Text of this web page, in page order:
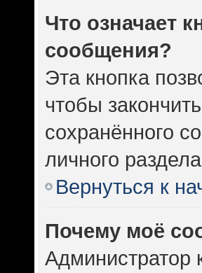
Что означает
сообщения?
Эта кнопка
чтобы
сохранённого
личного
Вернуться к
Почему моё
Администратор